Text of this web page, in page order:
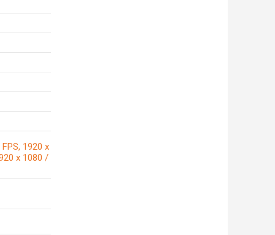
1920 x
x 1080 /